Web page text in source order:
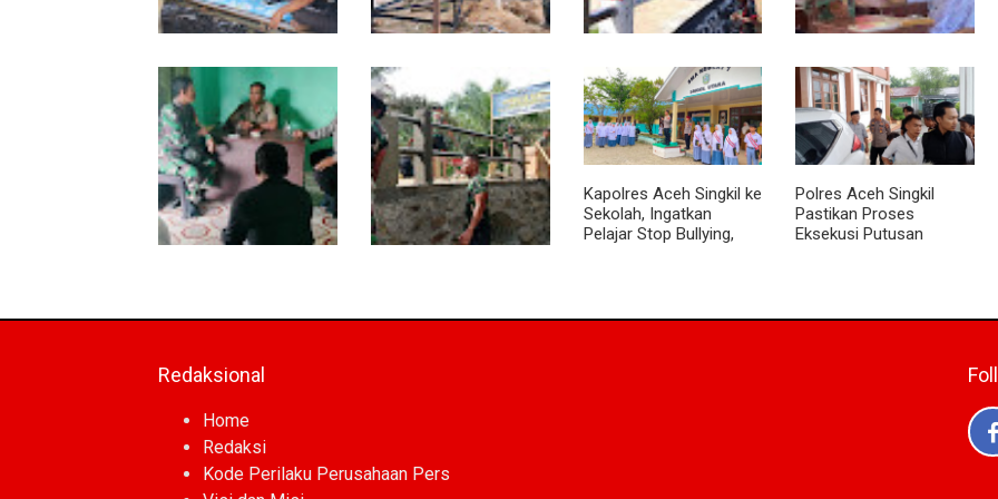
Warung Kopi Jadi Ruang
Komsos, Babinsa Ajak
Warga Jaga Keamanan
Lingkungan
Program TNI AD
Manunggal Air Masuki
Tahap Pendirian Tower
Polytank di Simpang Kiri
Sentuhan Akhir
Jembatan Garuda
Dikebut, Kodim 0118
Optimistis Tepat Waktu
Babinsa Tanamkan Nilai
Pancasila dan Cinta
Tanah Air kepada Siswa
SMP
Kompak Gaungkan
Garuda, Pengecoran
Kapolres Aceh Singkil ke
Sekolah, Ingatkan
Pelajar Stop Bullying,
Polres Aceh Singkil
Pastikan Proses
Eksekusi Putusan
Redaksional
Home
Redaksi
Kode Perilaku Perusahaan Pers